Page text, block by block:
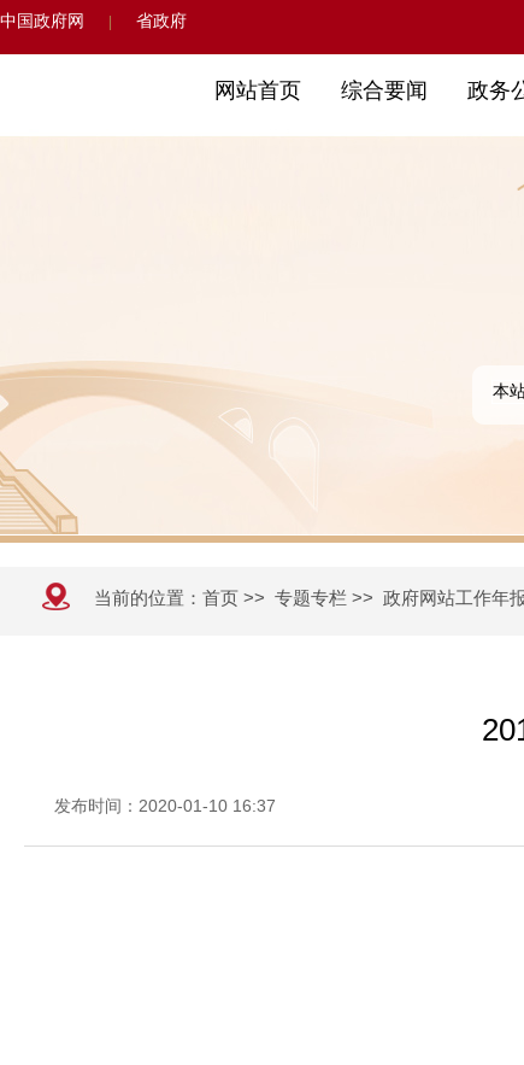
中国政府网 省政府
网站首页 综合要闻 政务
当前的位置： 首页 >> 专题专栏 >> 政府网站工作年
发布时间：2020-01-10 16:37